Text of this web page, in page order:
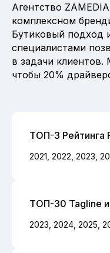
Агентство
комплексном
Бутиковый подход
специалистами
в задачи
чтобы 20%
ТОП-3 Рейтинга
2021, 2022, 2023,
ТОП-30 Tagline
2023, 2024, 2025,